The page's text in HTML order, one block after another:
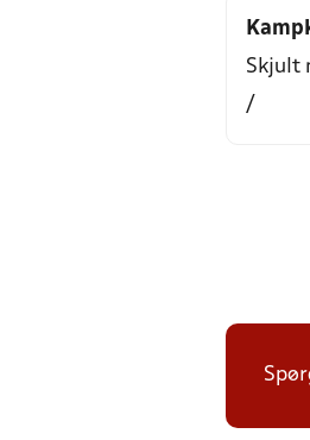
Skjult
/